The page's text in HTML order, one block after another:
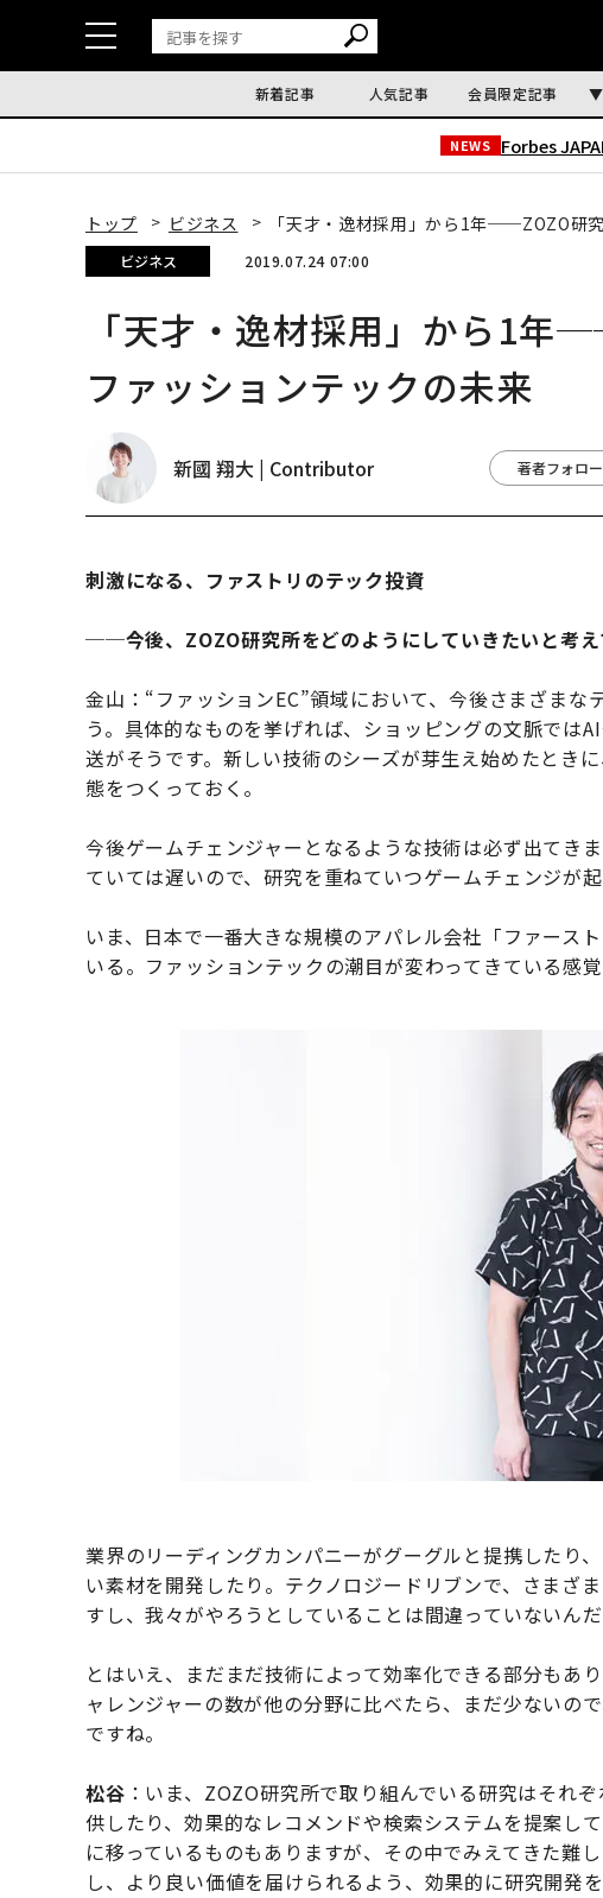
新着記事 人気記事 会員限定記事
NEWS Forbes
トップ ビジネス 「天才・逸材採用」から1年──ZOZO研
ビジネス 2019.07.24 07:00
「天才・逸材採用」から1年
ファッションテックの未来
新國 翔大 | Contributor 著者フォロー
刺激になる、ファストリのテック投資
──今後、ZOZO研究所をどのようにしていきたいと考え
金山：“ファッションEC”領域において、今後さまざまな
う。具体的なものを挙げれば、ショッピングの文脈では
送がそうです。新しい技術のシーズが芽生え始めたとき
態をつくっておく。
今後ゲームチェンジャーとなるような技術は必ず出てき
ていては遅いので、研究を重ねていつゲームチェンジが
いま、日本で一番大きな規模のアパレル会社「ファース
いる。ファッションテックの潮目が変わってきている感覚
業界のリーディングカンパニーがグーグルと提携したり
い素材を開発したり。テクノロジードリブンで、さまざ
すし、我々がやろうとしていることは間違っていないんだ
とはいえ、まだまだ技術によって効率化できる部分もあ
ャレンジャーの数が他の分野に比べたら、まだ少ないの
ですね。
松谷 ：いま、ZOZO研究所で取り組んでいる研究はそれ
供したり、効果的なレコメンドや検索システムを提案し
に移っているものもありますが、その中でみえてきた難
し、より良い価値を届けられるよう、効果的に研究開発